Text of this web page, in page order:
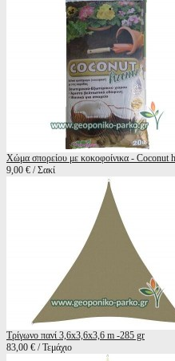
Χώμα σπορείου με κοκοφοίνικα - Coconut
9,00 € / Σακί
Τρίγωνο πανί 3,6x3,6x3,6 m -285 gr
83,00 € / Τεμάχιο